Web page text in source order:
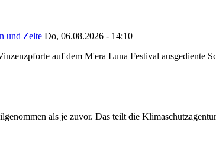
und Zelte Do, 06.08.2026 - 14:10
auf dem M'era Luna Festival ausgediente
als je zuvor. Das teilt die